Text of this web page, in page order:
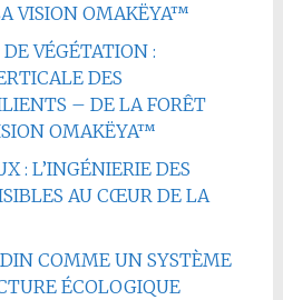
VISION OMAKËYA™
VÉGÉTATION :
DES
– DE LA FORÊT
OMAKËYA™
: L’INGÉNIERIE DES
AU CŒUR DE LA
COMME UN SYSTÈME
ÉCOLOGIQUE